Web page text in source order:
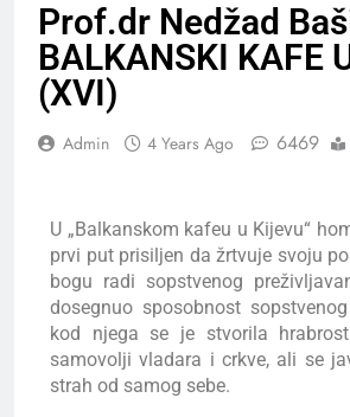
Prof.dr Nedžad
BALKANSKI KAFE
(XVI)
Admin 4 Years Ago 6469
U „Balkanskom kafeu u Kijevu“
prvi put prisiljen da žrtvuje svoju
bogu radi sopstvenog
dosegnuo sposobnost
kod njega se je stvorila
samovolji vladara i crkve, ali se
strah od samog sebe.